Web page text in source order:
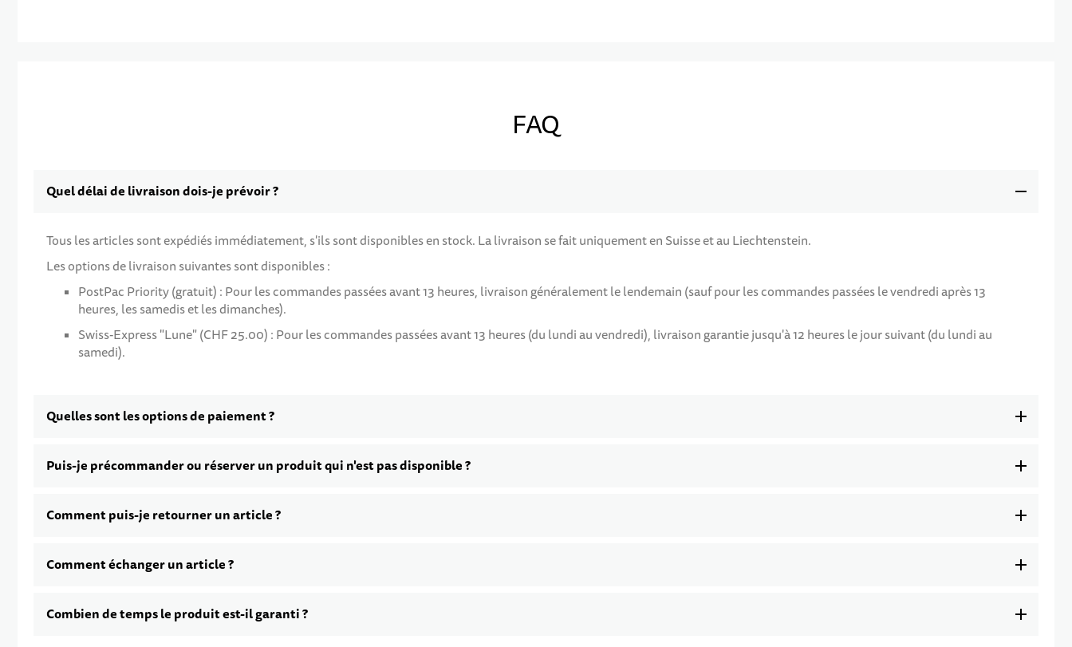
FAQ
Quel délai de livraison dois-je prévoir ?
Tous les articles sont expédiés immédiatement, s'ils sont disponibles en stock. La livraison se fait uniquement en Suisse et au Liechtenstein.
Les options de livraison suivantes sont disponibles :
PostPac Priority (gratuit) : Pour les commandes passées avant 13 heures, livraison généralement le lendemain (sauf pour les commandes passées le vendredi après 13
heures, les samedis et les dimanches).
Swiss-Express "Lune" (CHF 25.00) : Pour les commandes passées avant 13 heures (du lundi au vendredi), livraison garantie jusqu'à 12 heures le jour suivant (du lundi au
samedi).
Quelles sont les options de paiement ?
Puis-je précommander ou réserver un produit qui n'est pas disponible ?
Comment puis-je retourner un article ?
Comment échanger un article ?
Combien de temps le produit est-il garanti ?